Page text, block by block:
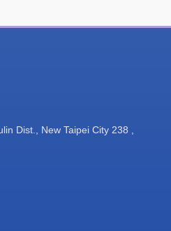
Dist., New Taipei City 238 ,